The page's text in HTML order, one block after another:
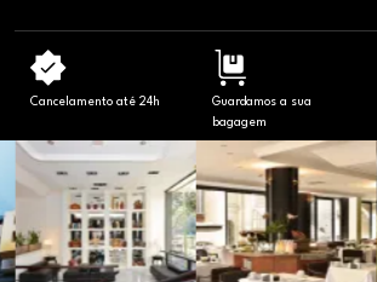
Cancelamento até 24h
Guardamos a sua
bagagem